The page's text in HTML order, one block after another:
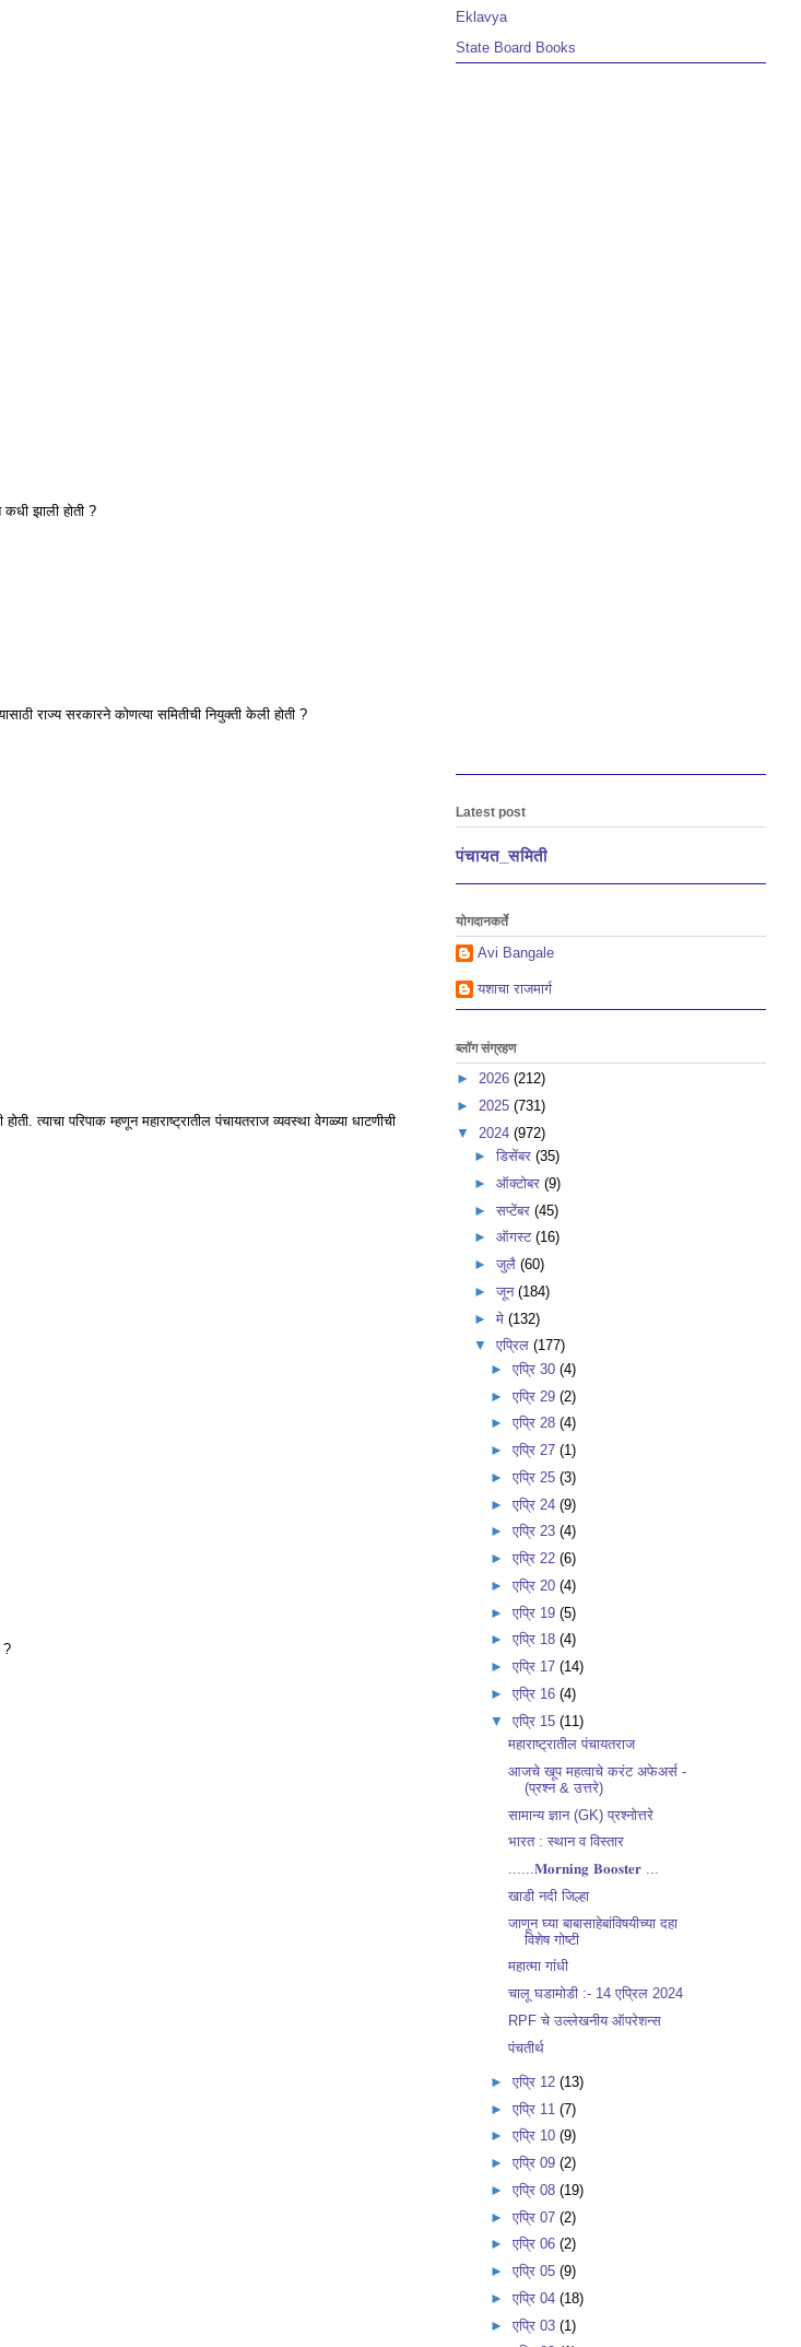
झाली होती ?
राज्य सरकारने कोणत्या समितीची नियुक्ती केली होती ?
त्याचा परिपाक म्हणून महाराष्ट्रातील पंचायतराज व्यवस्था वेगळ्या धाटणीची
?
Eklavya
State Board Books
Latest post
पंचायत_समिती
योगदानकर्ते
Avi Bangale
यशाचा राजमार्ग
ब्लॉग संग्रहण
► 2026 (212)
► 2025 (731)
▼ 2024 (972)
► डिसेंबर (35)
► ऑक्टोबर (9)
► सप्टेंबर (45)
► ऑगस्ट (16)
► जुलै (60)
► जून (184)
► मे (132)
▼ एप्रिल (177)
►एप्रि 30(4)
►एप्रि 29(2)
►एप्रि 28(4)
►एप्रि 27(1)
►एप्रि 25(3)
►एप्रि 24(9)
►एप्रि 23(4)
►एप्रि 22(6)
►एप्रि 20(4)
►एप्रि 19(5)
►एप्रि 18(4)
►एप्रि 17(14)
►एप्रि 16(4)
▼एप्रि 15(11)
महाराष्ट्रातील पंचायतराज
आजचे खूप महत्वाचे करंट अफेअर्स -
(प्रश्न & उत्तरे)
सामान्य ज्ञान (GK) प्रश्नोत्तरे
भारत : स्थान व विस्तार
......𝐌𝐨𝐫𝐧𝐢𝐧𝐠 𝐁𝐨𝐨𝐬𝐭𝐞𝐫 ...
खाडी नदी जिल्हा
जाणून घ्या बाबासाहेबांविषयीच्या दहा
विशेष गोष्टी
महात्मा गांधी
चालू घडामोडी :- 14 एप्रिल 2024
RPF चे उल्लेखनीय ऑपरेशन्स
पंचतीर्थ
►एप्रि 12(13)
►एप्रि 11(7)
►एप्रि 10(9)
►एप्रि 09(2)
►एप्रि 08(19)
►एप्रि 07(2)
►एप्रि 06(2)
►एप्रि 05(9)
►एप्रि 04(18)
►एप्रि 03(1)